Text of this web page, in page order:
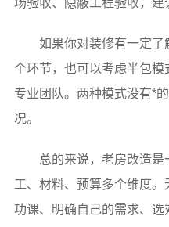
场验收、隐蔽工程验收，建
如果你对装修有一定
个环节，也可以考虑半包
专业团队。两种模式没有*
况。
总的来说，老房改造
工、材料、预算多个维度
功课、明确自己的需求、